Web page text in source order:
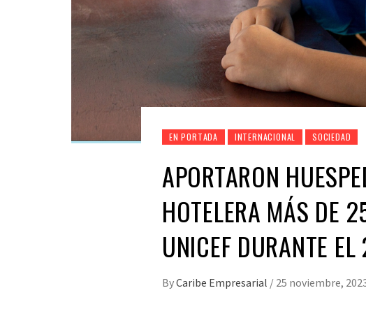
EN PORTADA INTERNACIONAL SOCIEDAD
APORTARON
HOTELERA MÁS DE
UNICEF DURANTE
ByCaribe Empresarial / 25 noviembre,